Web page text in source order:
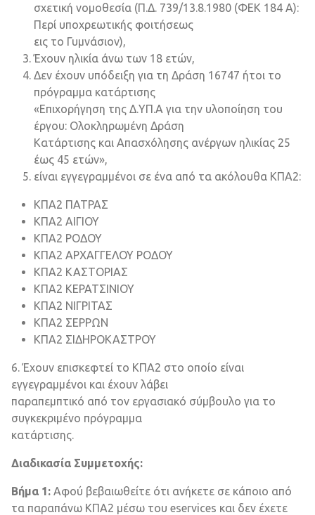
σχετική νομοθεσία (Π.Δ. 739/13.8.1980 (ΦΕΚ 184 Α):
Περί υποχρεωτικής φοιτήσεως
εις το Γυμνάσιον),
Έχουν ηλικία άνω των 18 ετών,
Δεν έχουν υπόδειξη για τη Δράση 16747 ήτοι το
πρόγραμμα κατάρτισης
«Επιχορήγηση της Δ.ΥΠ.Α για την υλοποίηση του
έργου: Ολοκληρωμένη Δράση
Κατάρτισης και Απασχόλησης ανέργων ηλικίας 25
έως 45 ετών»,
είναι εγγεγραμμένοι σε ένα από τα ακόλουθα ΚΠΑ2:
ΚΠΑ2 ΠΑΤΡΑΣ
ΚΠΑ2 ΑΙΓΙΟΥ
ΚΠΑ2 ΡΟΔΟΥ
ΚΠΑ2 ΑΡΧΑΓΓΕΛΟΥ ΡΟΔΟΥ
ΚΠΑ2 ΚΑΣΤΟΡΙΑΣ
ΚΠΑ2 ΚΕΡΑΤΣΙΝΙΟΥ
ΚΠΑ2 ΝΙΓΡΙΤΑΣ
ΚΠΑ2 ΣΕΡΡΩΝ
ΚΠΑ2 ΣΙΔΗΡΟΚΑΣΤΡΟΥ
6. Έχουν επισκεφτεί το ΚΠΑ2 στο οποίο είναι
εγγεγραμμένοι και έχουν λάβει
παραπεμπτικό από τον εργασιακό σύμβουλο για το
συγκεκριμένο πρόγραμμα
κατάρτισης.
Διαδικασία Συμμετοχής:
Βήμα 1: Αφού βεβαιωθείτε ότι ανήκετε σε κάποιο από
τα παραπάνω ΚΠΑ2 μέσω του eservices και δεν έχετε